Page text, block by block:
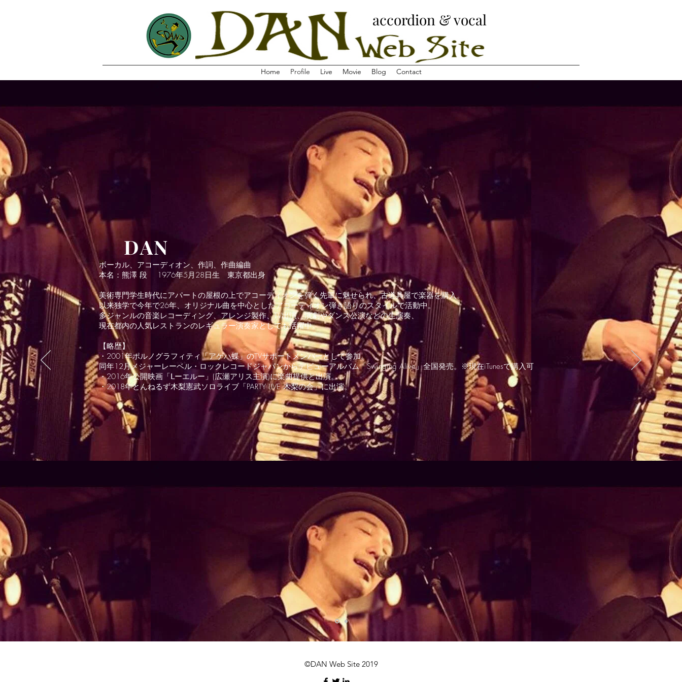
​accordion & vocal
Home Profile Live Movie Blog Contact
DAN
ボーカル、アコーディオン、作詞、作曲編曲
本名：熊澤 段 1976年5月28日生 東京都出身
美術専門学生時代にアパートの屋根の上でアコーディオンを弾く先輩に魅せられ、古道具屋で楽器を購入。
以来独学で今年で26年、オリジナル曲を中心としたアコーディオン弾き語りのスタイルで活動中。
多ジャンルの音楽レコーディング、アレンジ製作、TV出演、演劇やダンス公演などの生演奏、
現在都内の人気レストランのレギュラー演奏家としても活躍中。
【略歴】
・2001年ポルノグラフィティ「アゲハ蝶」のTVサポートメンバーとして参加。
同年12月メジャーレーベル・ロックレコードジャパンからデビューアルバム「Swinging Alive」全国発売。※現在iTunesで購入可
・2016年公開映画「Ⅼーエルー」(広瀬アリス主演)に楽曲提供と出演。
​・2018年とんねるず木梨憲武ソロライブ「PARTY LIVE 木梨の会」に出演。
​©︎DAN Web Site 2019